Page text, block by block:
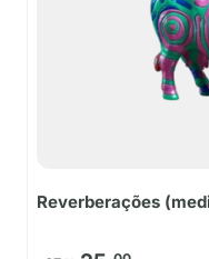
Reverberações